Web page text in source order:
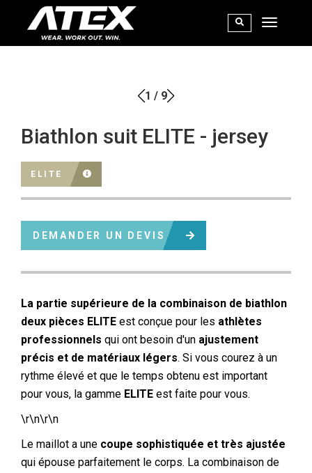
Biathlon suit ELITE - jersey
ELITE
DEMANDER UN DEVIS
La partie supérieure de la combinaison de biathlon
deux pièces ELITE est conçue pour les athlètes
professionnels qui ont besoin d'un ajustement
précis et de matériaux légers. Si vous courez à un
rythme élevé et que le temps obtenu est important
pour vous, la gamme ELITE est faite pour vous.
\r\n\r\n
Le maillot a une coupe sophistiquée et très ajustée
qui épouse parfaitement le corps. La combinaison de
1 / 9